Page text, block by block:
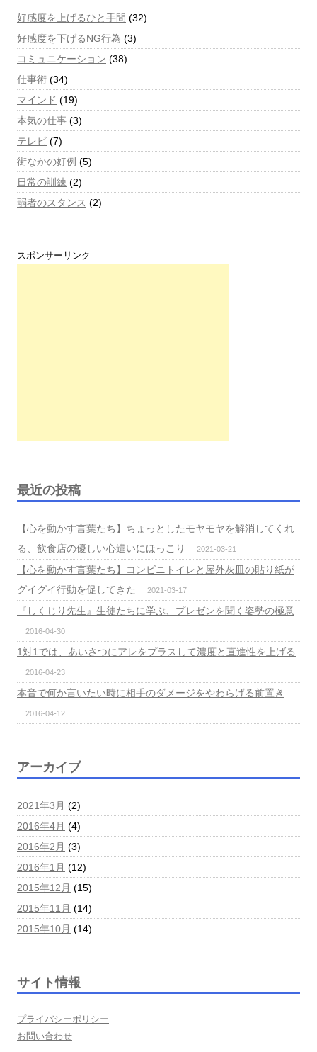
好感度を上げるひと手間 (32)
好感度を下げるNG行為 (3)
コミュニケーション (38)
仕事術 (34)
マインド (19)
本気の仕事 (3)
テレビ (7)
街なかの好例 (5)
日常の訓練 (2)
弱者のスタンス (2)
スポンサーリンク
最近の投稿
【心を動かす言葉たち】ちょっとしたモヤモヤを解消してくれ
る、飲食店の優しい心遣いにほっこり
2021-03-21
【心を動かす言葉たち】コンビニトイレと屋外灰皿の貼り紙が
グイグイ行動を促してきた
2021-03-17
『しくじり先生』生徒たちに学ぶ、プレゼンを聞く姿勢の極意
2016-04-30
1対1では、あいさつにアレをプラスして濃度と直進性を上げる
2016-04-23
本音で何か言いたい時に相手のダメージをやわらげる前置き
2016-04-12
アーカイブ
2021年3月 (2)
2016年4月 (4)
2016年2月 (3)
2016年1月 (12)
2015年12月 (15)
2015年11月 (14)
2015年10月 (14)
サイト情報
プライバシーポリシー
お問い合わせ